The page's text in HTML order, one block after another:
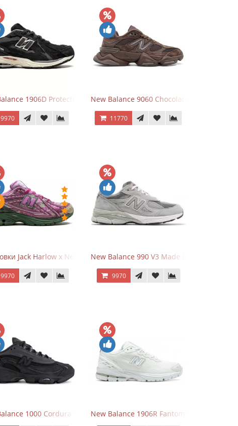
Grey 1906D Protection Pack Black черные
9970
New Balance 9060 Chocolate Brown
11770
Jack Harlow x New Balance 1906r Kentucky Derby
9970
New Balance 990 V3 Made in USA Grey
9970
1000 Cordura Trainers Black CementNew Balance 1906R Fantomfit White